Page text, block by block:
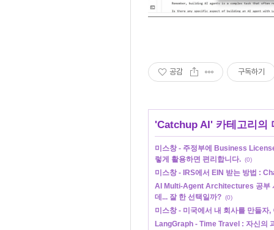
공감 구독하기
'Catchup AI ' 카테고리의
미스창 - 주정부에 Business
렇게 활용하면 편리합니다. (0)
미스창 - IRS에서 EIN 받는 방법 :
AI Multi-Agent Architectures 공부
데... 잘 한 선택일까? (0)
미스창 - 미국에서 내 회사를 만들자
LangGraph - Time Travel : 자신의